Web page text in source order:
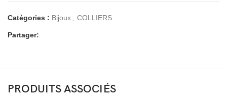
Catégories : Bijoux, COLLIERS
Partager:
PRODUITS ASSOCIÉS